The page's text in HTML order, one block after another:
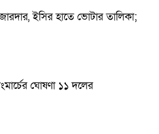
জোরদার, ইসির হাতে ভোটার তালিকা;
ঘোষণা ১১ দলের